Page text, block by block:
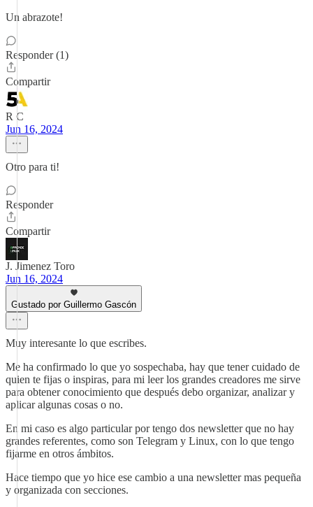
Un abrazote!
Responder (1)
Compartir
R C
Jun 16, 2024
Otro para ti!
Responder
Compartir
J. Jimenez Toro
Jun 16, 2024
Gustado por Guillermo Gascón
Muy interesante lo que escribes.
Me ha confirmado lo que yo sospechaba, hay que tener cuidado de
quien te fijas o inspiras, para mi leer los grandes creadores me sirve
para obtener conocimiento que después debo organizar, analizar y
aplicar algunas cosas o no.
En mi caso es algo particular por tengo dos newsletter que no hay
grandes referentes, como son Telegram y Linux, con lo que tengo
fijarme en otros ámbitos.
Hace tiempo que yo hice ese cambio a una newsletter mas pequeña
y organizada con secciones.